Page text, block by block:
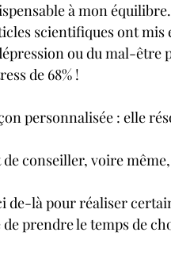
à mon équilibre.
scientifiques ont mis
ou du mal-être
de 68% !
personnalisée : elle
conseiller, voire
de-là pour réaliser
prendre le temps de